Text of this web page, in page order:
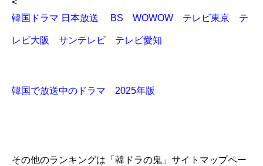
<
韓国ドラマ 日本放送 BS WOWOW テレビ東京 テ
レビ大阪 サンテレビ テレビ愛知
韓国で放送中のドラマ 2025年版
その他のランキングは「韓ドラの鬼」サイトマップペー